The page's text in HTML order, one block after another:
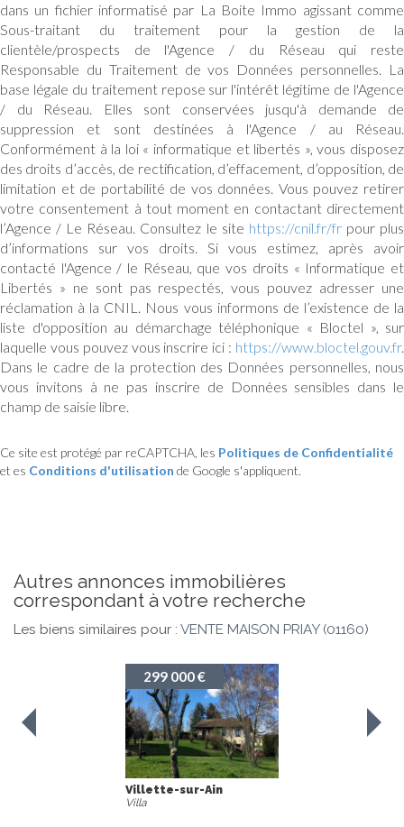
dans un fichier informatisé par La Boite Immo agissant comme
Sous-traitant du traitement pour la gestion de la
clientèle/prospects de l'Agence / du Réseau qui reste
Responsable du Traitement de vos Données personnelles. La
base légale du traitement repose sur l'intérêt légitime de l'Agence
/ du Réseau. Elles sont conservées jusqu'à demande de
suppression et sont destinées à l'Agence / au Réseau.
Conformément à la loi « informatique et libertés », vous disposez
des droits d’accès, de rectification, d’effacement, d’opposition, de
limitation et de portabilité de vos données. Vous pouvez retirer
votre consentement à tout moment en contactant directement
l’Agence / Le Réseau. Consultez le site https://cnil.fr/frpour plus
d’informations sur vos droits. Si vous estimez, après avoir
contacté l'Agence / le Réseau, que vos droits « Informatique et
Libertés » ne sont pas respectés, vous pouvez adresser une
réclamation à la CNIL. Nous vous informons de l’existence de la
liste d'opposition au démarchage téléphonique « Bloctel », sur
laquelle vous pouvez vous inscrire ici : https://www.bloctel.gouv.fr.
Dans le cadre de la protection des Données personnelles, nous
vous invitons à ne pas inscrire de Données sensibles dans le
champ de saisie libre.
Ce site est protégé par reCAPTCHA, les Politiques de Confidentialité
et es Conditions d'utilisation de Google s'appliquent.
autres annonces immobilières
correspondant à votre recherche
Les biens similaires pour : VENTE MAISON PRIAY (01160)
299 000 €
Villette-sur-Ain